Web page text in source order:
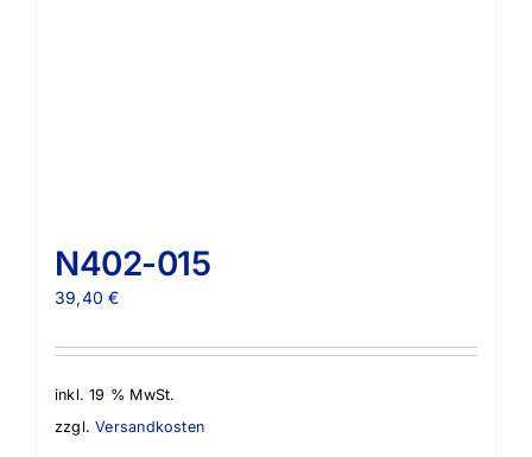
N402-015
39,40€
inkl. 19 % MwSt.
zzgl.Versandkosten